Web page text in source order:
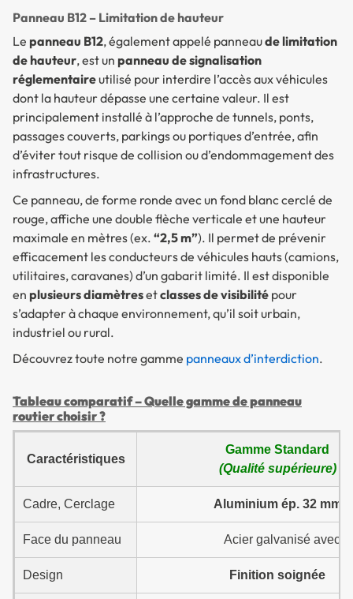
Panneau B12 – Limitation de hauteur
Le panneau B12, également appelé panneaude limitation
de hauteur, est un panneau de signalisation
réglementaireutilisé pour interdire l’accès aux véhicules
dont la hauteur dépasse une certaine valeur. Il est
principalement installé à l’approche de tunnels, ponts,
passages couverts, parkings ou portiques d’entrée, afin
d’éviter tout risque de collision ou d’endommagement des
infrastructures.
Ce panneau, de forme ronde avec un fond blanc cerclé de
rouge, affiche une double flèche verticale et une hauteur
maximale en mètres (ex. “2,5 m”). Il permet de prévenir
efficacement les conducteurs de véhicules hauts (camions,
utilitaires, caravanes) d’un gabarit limité. Il est disponible
en plusieurs diamètresetclasses de visibilité pour
s’adapter à chaque environnement, qu’il soit urbain,
industriel ou rural.
Découvrez toute notre gamme panneaux d’interdiction.
Tableau comparatif – Quelle gamme de panneau
routier choisir ?
Caractéristiques
Gamme Standard
(Qualité supérieure)
Cadre, Cerclage Aluminium ép. 32 mm
Face du panneau Acier galvanisé avec
Design Finition soignée